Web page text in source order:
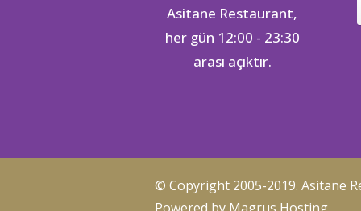
Asitane Restaurant,
her gün 12:00 - 23:30
arası açıktır.
© Copyright 2005-2019. Asitane